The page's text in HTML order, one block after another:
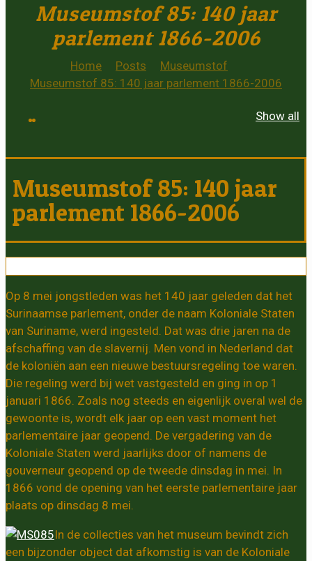
Museumstof 85: 140 jaar
parlement 1866-2006
Home Posts
Museumstof
Museumstof 85: 140 jaar parlement 1866-2006
Show all
Museumstof 85: 140 jaar
parlement 1866-2006
Op 8 mei jongstleden was het 140 jaar geleden dat het
Surinaamse parlement, onder de naam Koloniale Staten
van Suriname, werd ingesteld. Dat was drie jaren na de
afschaffing van de slavernij. Men vond in Nederland dat
de koloniën aan een nieuwe bestuursregeling toe waren.
Die regeling werd bij wet vastgesteld en ging in op 1
januari 1866. Zoals nog steeds en eigenlijk overal wel de
gewoonte is, wordt elk jaar op een vast moment het
parlementaire jaar geopend. De vergadering van de
Koloniale Staten werd jaarlijks door of namens de
gouverneur geopend op de tweede dinsdag in mei. In
1866 vond de opening van het eerste parlementaire jaar
plaats op dinsdag 8 mei.
In de collecties van het museum bevindt zich
een bijzonder object dat afkomstig is van de Koloniale